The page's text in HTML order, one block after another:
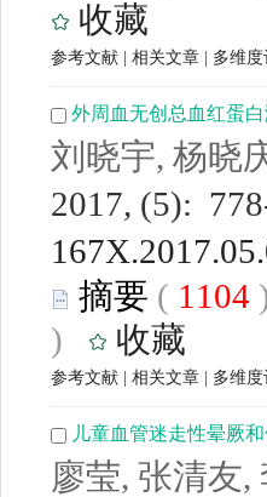
收藏
参考文献 相关文章 多维度
外周血无创总血红蛋
刘晓宇, 杨晓
2017, (5):
摘要 ( 1104
)
收藏
参考文献 相关文章 多维度
儿童血管迷走性晕厥
廖莹, 张清友,